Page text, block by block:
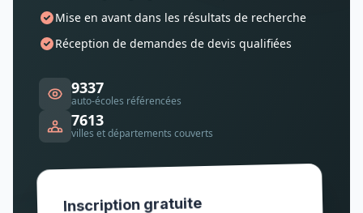
Mise en avant dans les résultats de recherche
Réception de demandes de devis qualifiées
9337
auto-écoles référencées
7613
villes et départements couverts
Inscription gratuite